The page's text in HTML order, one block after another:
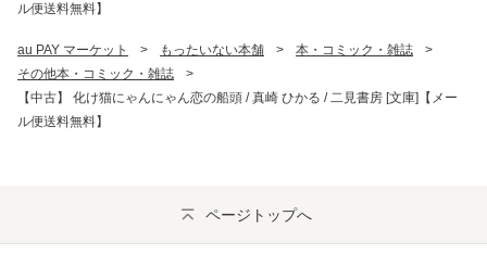
ル便送料無料】
au PAY マーケット > もったいない本舗 > 本・コミック・雑誌
>
その他本・コミック・雑誌
>
【中古】 化け猫にゃんにゃん恋の船頭 / 真崎 ひかる / 二見書房 [文庫]【メー
ル便送料無料】
ページトップへ